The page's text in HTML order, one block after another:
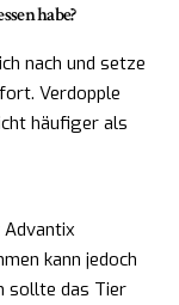
habe?
nach und setze
Verdopple
häufiger als
kann jedoch
sollte das Tier